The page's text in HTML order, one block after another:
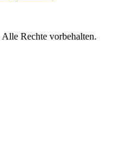
Rechte vorbehalten.